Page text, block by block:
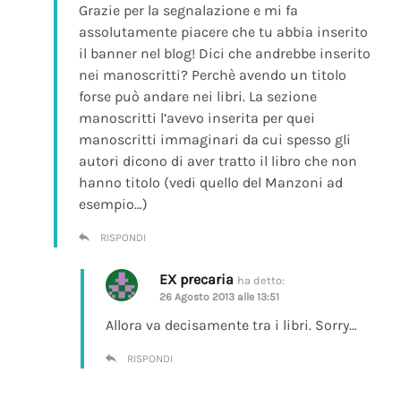
Grazie per la segnalazione e mi fa
assolutamente piacere che tu abbia inserito
il banner nel blog! Dici che andrebbe inserito
nei manoscritti? Perchè avendo un titolo
forse può andare nei libri. La sezione
manoscritti l’avevo inserita per quei
manoscritti immaginari da cui spesso gli
autori dicono di aver tratto il libro che non
hanno titolo (vedi quello del Manzoni ad
esempio…)
RISPONDI
EX precaria ha detto:
26 Agosto 2013 alle 13:51
Allora va decisamente tra i libri. Sorry…
RISPONDI